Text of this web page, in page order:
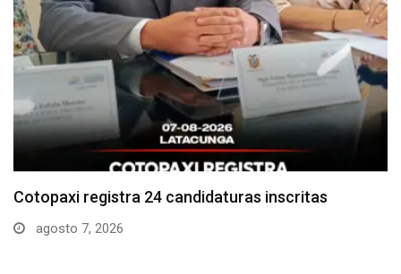
Parque Nacional Cotopaxi espera alta afluencia de
visitantes…